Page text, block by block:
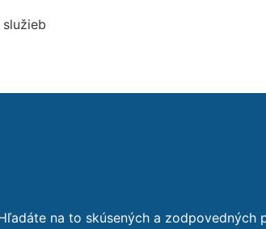
na to skúsených a zodpovedných